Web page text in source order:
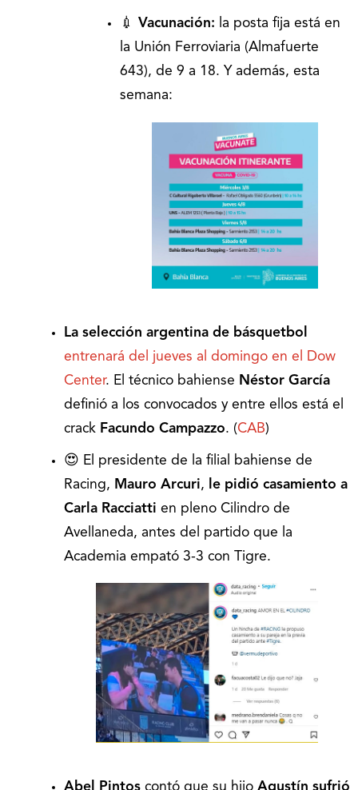
💉 Vacunación: la posta fija está en
la Unión Ferroviaria (Almafuerte
643), de 9 a 18. Y además, esta
semana:
La selección argentina de básquetbol
entrenará del jueves al domingo en el Dow
Center. El técnico bahiense Néstor García
definió a los convocados y entre ellos está el
crack Facundo Campazzo. (CAB)
😍 El presidente de la filial bahiense de
Racing, Mauro Arcuri,
le pidió casamiento a
Carla Racciatti en pleno Cilindro de
Avellaneda, antes del partido que la
Academia empató 3-3 con Tigre.
Abel Pintos contó que su hijo Agustín sufrió